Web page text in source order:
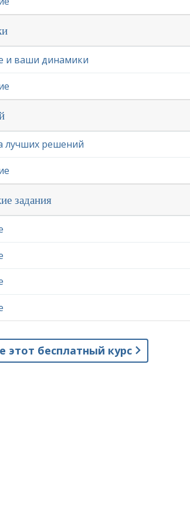
ваши динамики
лучших решений
задания
этот бесплатный курс